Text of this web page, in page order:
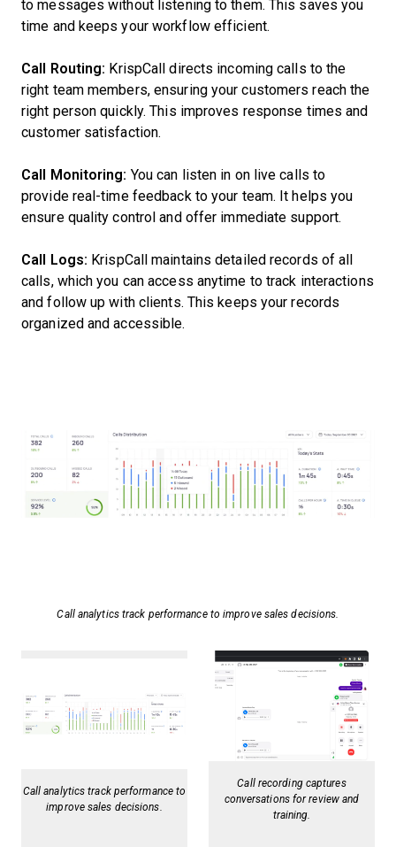
to messages without listening to them. This saves you
time and keeps your workflow efficient.
Call Routing: KrispCall directs incoming calls to the
right team members, ensuring your customers reach the
right person quickly. This improves response times and
customer satisfaction.
Call Monitoring: You can listen in on live calls to
provide real-time feedback to your team. It helps you
ensure quality control and offer immediate support.
Call Logs: KrispCall maintains detailed records of all
calls, which you can access anytime to track interactions
and follow up with clients. This keeps your records
organized and accessible.
Call analytics track performance to improve sales decisions.
Call analytics track performance to
improve sales decisions.
Call recording captures
conversations for review and
training.